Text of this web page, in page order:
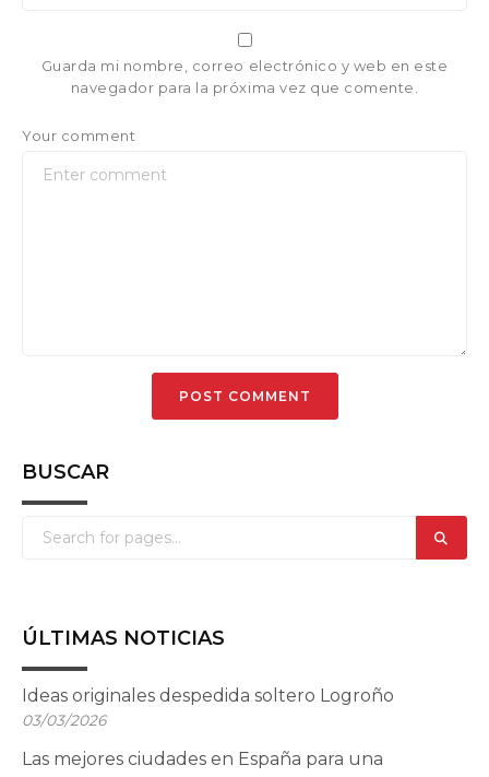
Guarda mi nombre, correo electrónico y web en este
navegador para la próxima vez que comente.
Your comment
BUSCAR
ÚLTIMAS NOTICIAS
Ideas originales despedida soltero Logroño
03/03/2026
Las mejores ciudades en España para una